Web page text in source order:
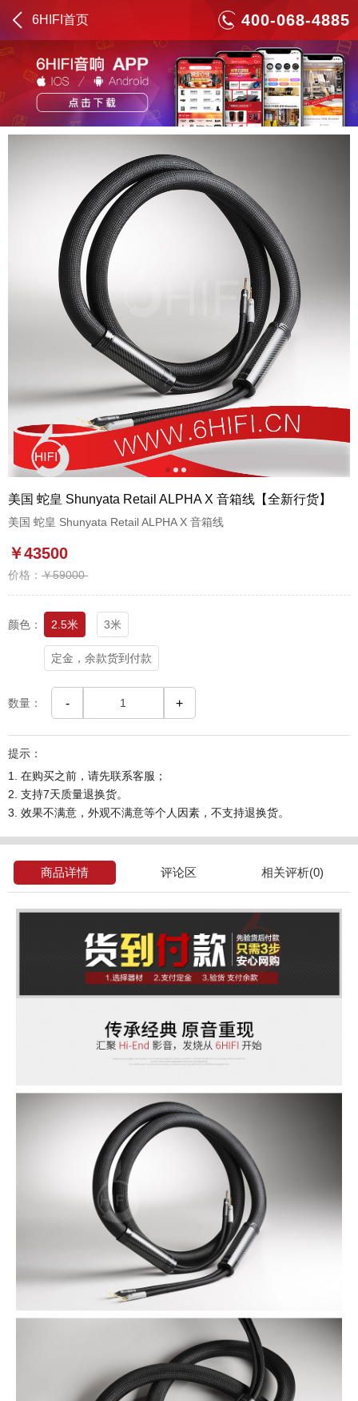
6HIFI首页 400-068-4885
1 23
美国 蛇皇 Shunyata Retail ALPHA X 音箱线【全新行货】
美国 蛇皇 Shunyata Retail ALPHA X 音箱线
￥43500
价格： ￥59000
颜色： 2.5米 3米
定金，余款货到付款
数量： - +
提示：
1. 在购买之前，请先联系客服；
2. 支持7天质量退换货。
3. 效果不满意，外观不满意等个人因素，不支持退换货。
商品详情 评论区 相关评析(0)